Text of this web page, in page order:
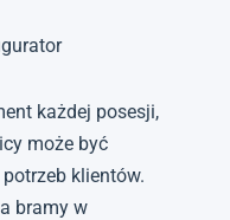
każdej posesji,
może być
klientów.
bramy w